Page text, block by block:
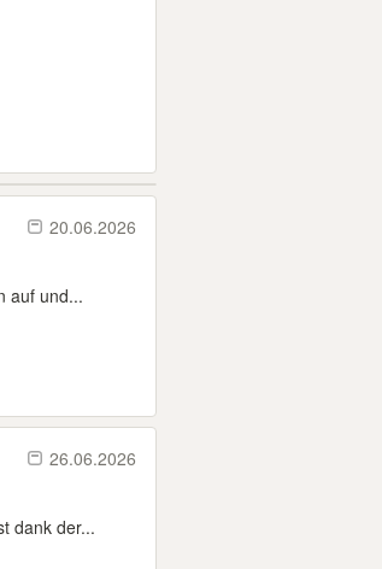
20.06.2026
auf und...
26.06.2026
dank der...